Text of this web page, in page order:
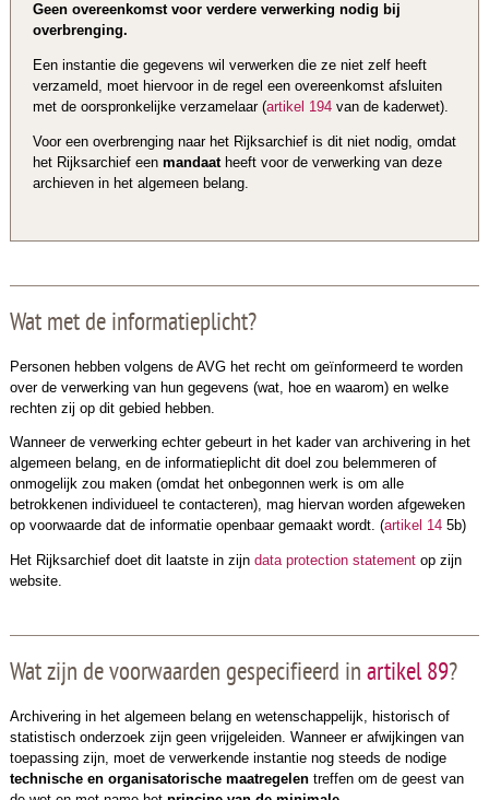
Geen overeenkomst voor verdere verwerking nodig bij
overbrenging.
Een instantie die gegevens wil verwerken die ze niet zelf heeft
verzameld, moet hiervoor in de regel een overeenkomst afsluiten
met de oorspronkelijke verzamelaar (artikel 194van de kaderwet).
Voor een overbrenging naar het Rijksarchief is dit niet nodig, omdat
het Rijksarchief eenmandaatheeft voor de verwerking van deze
archieven in het algemeen belang.
Wat met de informatieplicht?
Personen hebben volgens de AVG het recht om geïnformeerd te worden
over de verwerking van hun gegevens (wat, hoe en waarom) en welke
rechten zij op dit gebied hebben.
Wanneer de verwerking echter gebeurt in het kader van archivering in het
algemeen belang, en de informatieplicht dit doel zou belemmeren of
onmogelijk zou maken (omdat het onbegonnen werk is om alle
betrokkenen individueel te contacteren), mag hiervan worden afgeweken
op voorwaarde dat de informatie openbaar gemaakt wordt. (artikel 145b)
Het Rijksarchief doet dit laatste in zijn data protection statementop zijn
website.
Wat zijn de voorwaarden gespecifieerd in artikel 89?
Archivering in het algemeen belang en wetenschappelijk, historisch of
statistisch onderzoek zijn geen vrijgeleiden. Wanneer er afwijkingen van
toepassing zijn, moet de verwerkende instantie nog steeds de nodige
technische en organisatorische maatregelentreffen om de geest van